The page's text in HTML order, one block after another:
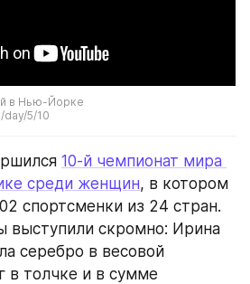
в Нью-Йорке
day/5/10
10-й чемпионат мира
среди женщин, в котором
спортсменки из 24 стран.
выступили скромно: Ирина
серебро в весовой
в толчке и в сумме